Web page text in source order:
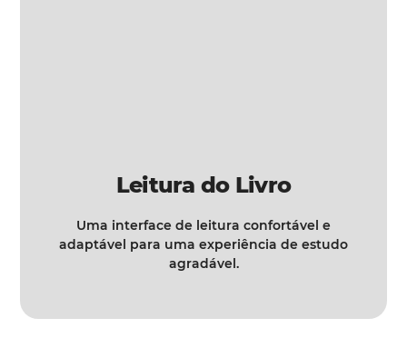
Leitura do Livro
Uma interface de leitura confortável e
adaptável para uma experiência de estudo
agradável.